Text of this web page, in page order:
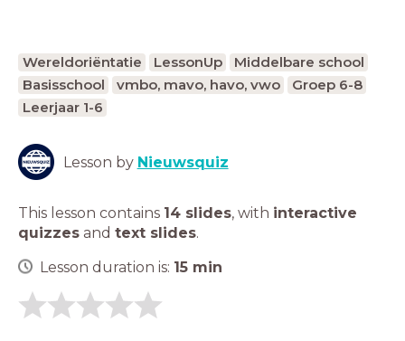
Wereldoriëntatie LessonUp
Middelbare school
Basisschool
vmbo, mavo, havo, vwo
Groep 6-8
Leerjaar 1-6
Lesson by Nieuwsquiz
This lesson contains 14 slides, with interactive
quizzes and text slides.
Lesson duration is: 15 min